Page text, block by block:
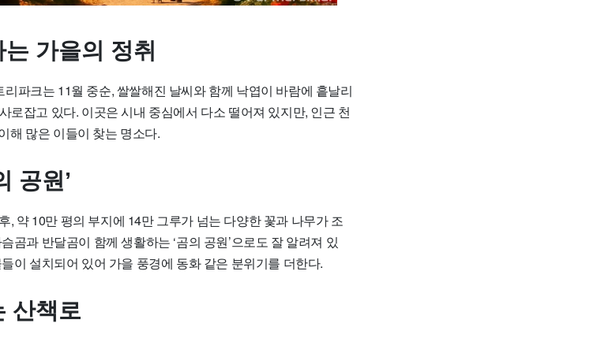
가을의 정취
파크는 11월 중순, 쌀쌀해진 날씨와 함께 낙엽이 바람에 흩날리
로잡고 있다. 이곳은 시내 중심에서 다소 떨어져 있지만, 인근 천
해 많은 이들이 찾는 명소다.
공원’
, 약 10만 평의 부지에 14만 그루가 넘는 다양한 꽃과 나무가 조
곰과 반달곰이 함께 생활하는 ‘곰의 공원’으로도 잘 알려져 있
이 설치되어 있어 가을 풍경에 동화 같은 분위기를 더한다.
산책로